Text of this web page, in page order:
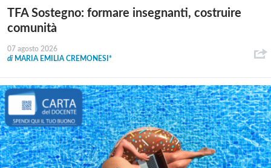
TFA Sostegno: formare insegnanti, costruire
comunità
07 agosto 2026
di MARIA EMILIA CREMONESI*